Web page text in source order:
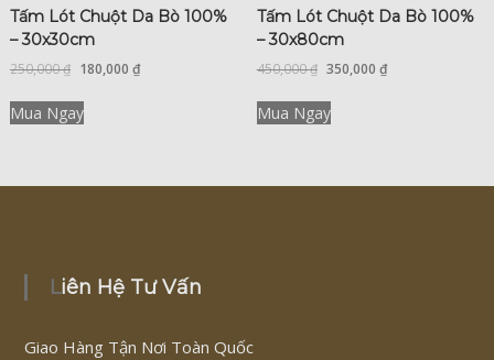
Tấm Lót Chuột Da Bò 100%
– 30x30cm
250,000₫ 180,000 ₫
Mua Ngay
Tấm Lót Chuột Da Bò 100%
– 30x80cm
450,000₫ 350,000 ₫
Mua Ngay
Liên Hệ Tư Vấn
Giao Hàng Tận Nơi Toàn Quốc